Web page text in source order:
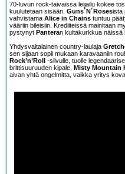
70-luvun rock-taivaissa leijailu kokee
kuulutetaan sisään. Guns´N´Rosesista
vahvistama Alice in Chains tuntuu
vääriin bileisiin. Krediiteissä mainitaan
pystynyt Panteran kultakurkkua näissä
Yhdysvaltalainen country-laulaja
sen sijaan sopii mukaan karavaaniin
Rock’n’Roll
-siivulle, tuolle
brittisuuruuden kipale, Misty Mountain
aivan yhtä ongelmitta, vaikka yritys